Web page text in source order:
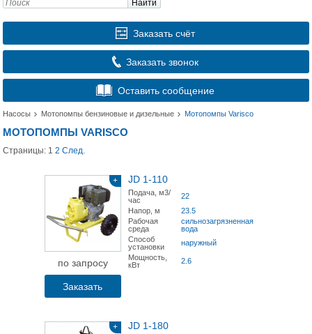
Найти
Заказать счёт
Заказать звонок
Оставить сообщение
Насосы Мотопомпы бензиновые и дизельные Мотопомпы Varisco
МОТОПОМПЫ VARISCO
Страницы: 1 2 След.
+
по запросу
Заказать
JD 1-110
Подача, м3/
час
22
Напор, м
23.5
Рабочая
среда
сильнозагрязненная
вода
Способ
установки
наружный
Мощность,
кВт
2.6
+ JD 1-180